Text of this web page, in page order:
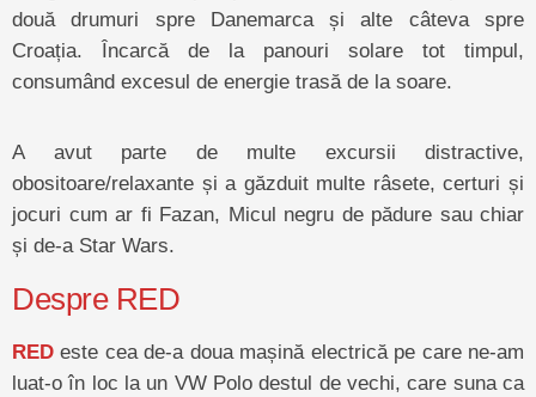
două drumuri spre Danemarca și alte câteva spre
Croația. Încarcă de la panouri solare tot timpul,
consumând excesul de energie trasă de la soare.
A avut parte de multe excursii distractive,
obositoare/relaxante și a găzduit multe râsete, certuri și
jocuri cum ar fi Fazan, Micul negru de pădure sau chiar
și de-a Star Wars.
Despre RED
RED este cea de-a doua mașină electrică pe care ne-am
luat-o în loc la un VW Polo destul de vechi, care suna ca